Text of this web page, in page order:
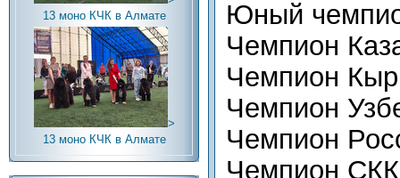
13 моно КЧК в Алмате
>
13 моно КЧК в Алмате
Юный
Чемпион
Чемпион
Чемпион
Чемпион
Чемпион СКК